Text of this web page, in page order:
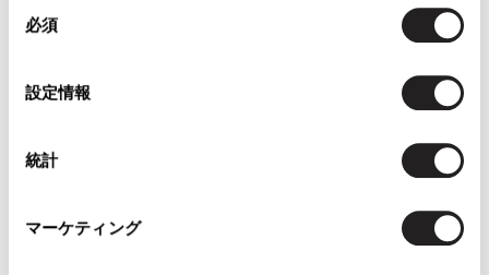
必須
設定情報
統計
マーケティング
Y's Inside Out Cardigan
Papas Metal
Linen 3B